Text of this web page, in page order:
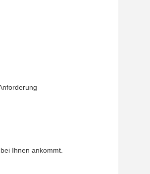
Ihnen ankommt.